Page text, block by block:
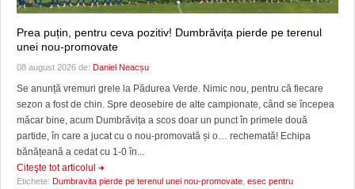
Prea puțin, pentru ceva pozitiv! Dumbrăvița pierde pe terenul
unei nou-promovate
08 august 2026 de: Daniel Neacșu
Se anunță vremuri grele la Pădurea Verde. Nimic nou, pentru că fiecare
sezon a fost de chin. Spre deosebire de alte campionate, când se începea
măcar bine, acum Dumbrăvița a scos doar un punct în primele două
partide, în care a jucat cu o nou-promovată și o… rechemată! Echipa
bănățeană a cedat cu 1-0 în...
Citeşte tot articolul
Etichete: Dumbravita pierde pe terenul unei nou-promovate esec pentru